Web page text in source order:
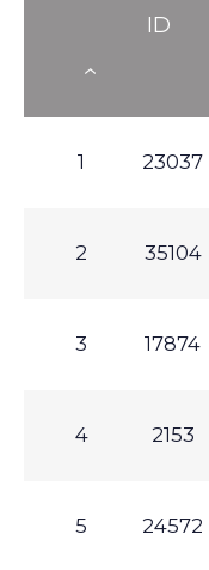
ID
1 23037
2 35104
3 17874
4 2153
5 24572